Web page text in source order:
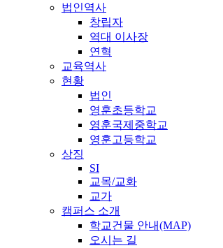
법인역사
창립자
역대 이사장
연혁
교육역사
현황
법인
영훈초등학교
영훈국제중학교
영훈고등학교
상징
SI
교목/교화
교가
캠퍼스 소개
학교건물 안내(MAP)
오시는 길